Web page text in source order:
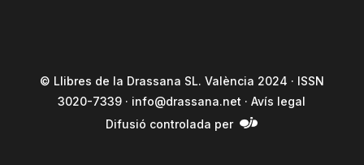
© Llibres de la Drassana SL. València 2024 · ISSN
3020-7339 · info@drassana.net ·Avís legal
Difusió controlada per